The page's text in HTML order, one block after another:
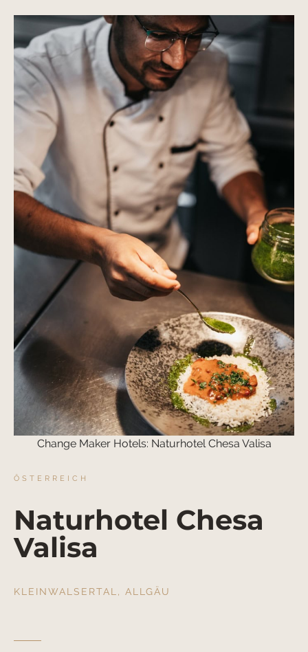
Change Maker Hotels: Naturhotel Chesa Valisa
ÖSTERREICH
Naturhotel Chesa
Valisa
KLEINWALSERTAL, ALLGÄU